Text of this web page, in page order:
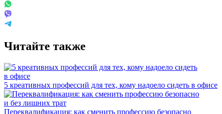
Читайте также
5 креативных профессий для тех, кому надоело сидеть в офисе
Переквалификация: как сменить профессию безопасно